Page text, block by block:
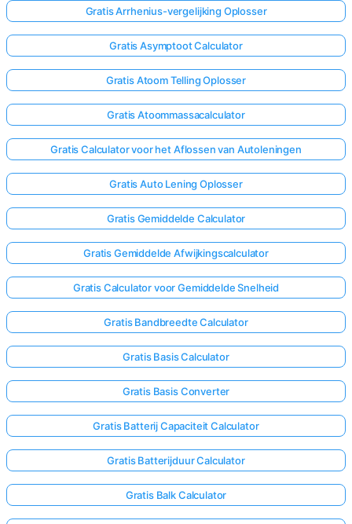
Geen
Stel
Je
Eerste
Vraag
Gratis Arrhenius-vergelijking Oplosser
Gratis Asymptoot Calculator
Gratis Atoom Telling Oplosser
Gratis Atoommassacalculator
Gratis Calculator voor het Aflossen van Autoleningen
Gratis Auto Lening Oplosser
Gratis Gemiddelde Calculator
Gratis Gemiddelde Afwijkingscalculator
Gratis Calculator voor Gemiddelde Snelheid
Gratis Bandbreedte Calculator
Gratis Basis Calculator
Gratis Basis Converter
Gratis Batterij Capaciteit Calculator
Gratis Batterijduur Calculator
Gratis Balk Calculator